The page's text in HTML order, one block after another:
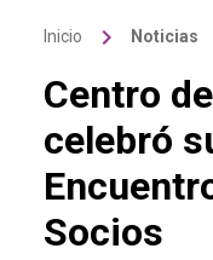
Inicio keyboard_arrow_right Noticias
Centro
celebró
Socios